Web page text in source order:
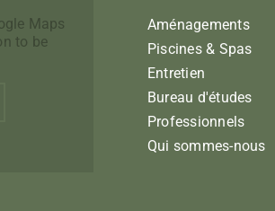
Maps
to be
Aménagements
Piscines & Spas
Entretien
Bureau d'études
Professionnels
Qui sommes-nous